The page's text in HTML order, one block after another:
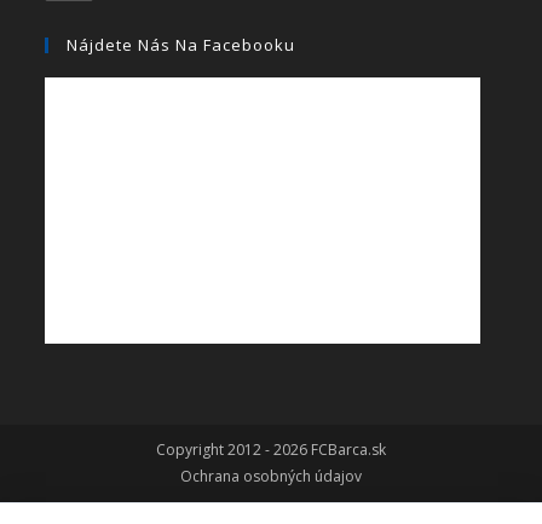
Nájdete Nás Na Facebooku
Copyright 2012 - 2026 FCBarca.sk
Ochrana osobných údajov